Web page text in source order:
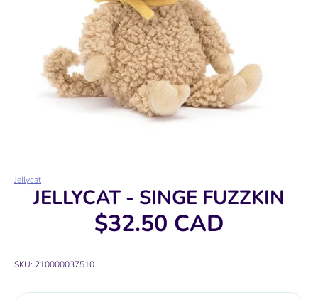
Jellycat
JELLYCAT - SINGE FUZZKIN
$32.50 CAD
SKU: 210000037510